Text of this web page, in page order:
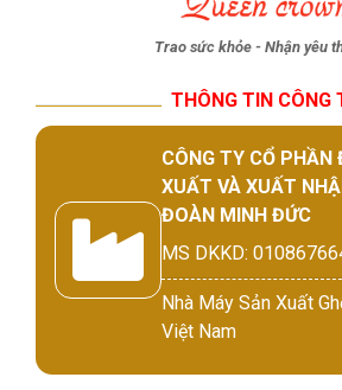
Trao sức khỏe - Nhận yêu
THÔNG TIN CÔNG
CÔNG TY CỔ
XUẤT VÀ XUẤT
ĐOÀN MINH ĐỨC
MS DKKD:
Nhà Máy Sản Xuất
Việt Nam